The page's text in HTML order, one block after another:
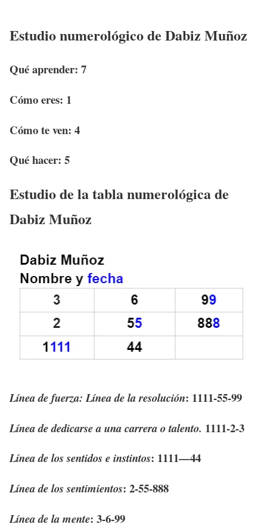
Estudio numerológico de Dabiz Muñoz
Qué aprender: 7
Cómo eres: 1
Cómo te ven: 4
Qué hacer: 5
Estudio de la tabla numerológica de
Dabiz Muñoz
Línea de fuerza: Línea de la resolución: 1111-55-99
Línea de dedicarse a una carrera o talento. 1111-2-3
Línea de los sentidos e instintos: 1111—44
Línea de los sentimientos: 2-55-888
Línea de la mente: 3-6-99